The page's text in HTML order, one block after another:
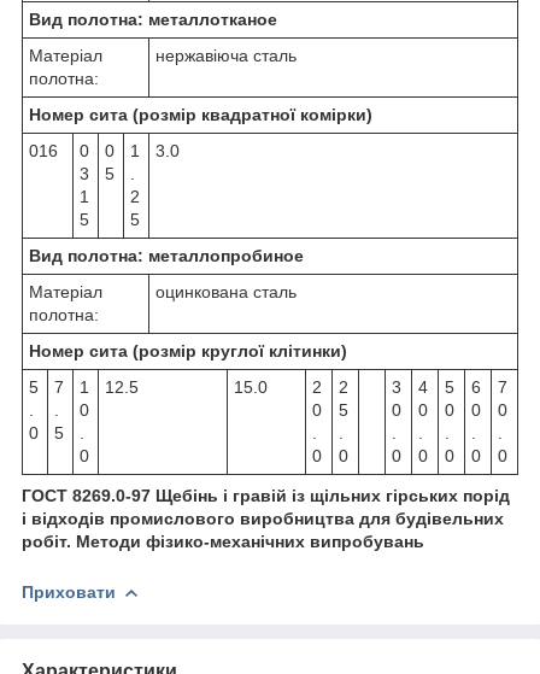
Вид полотна: металлотканое
Матеріал
полотна:
нержавіюча сталь
Номер сита (розмір квадратної комірки)
016
0
3
1
5
0
5
1
2
5
3.0
Вид полотна: металлопробиное
Матеріал
полотна:
оцинкована сталь
Номер сита (розмір круглої клітинки)
5
0
7
5
1
0
0
12.5 15.0
2
0
0
2
5
0
3
0
0
4
0
0
5
0
0
6
0
0
7
0
0
ГОСТ 8269.0-97 Щебінь і гравій із щільних гірських порід
і відходів промислового виробництва для будівельних
робіт. Методи фізико-механічних випробувань
Приховати